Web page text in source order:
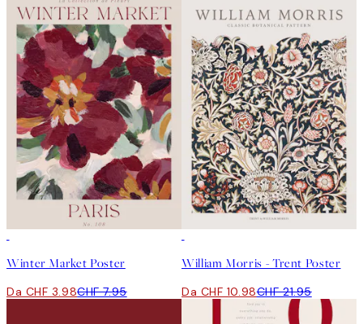
Winter Market Poster
Da CHF 3.98CHF 7.95
William Morris - Trent Poster
Da CHF 10.98CHF 21.95